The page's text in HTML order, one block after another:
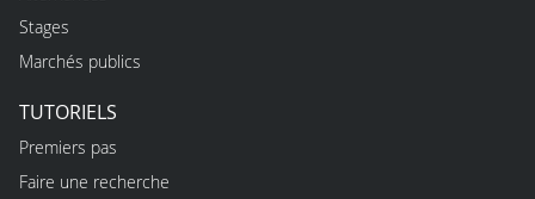
Stages
Marchés publics
TUTORIELS
Premiers pas
Faire une recherche